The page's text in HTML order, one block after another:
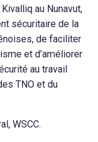
au Nunavut,
sécuritaire de la
de faciliter
et d’améliorer
au travail
TNO et du
WSCC.